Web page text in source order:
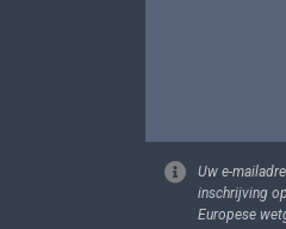
Uw e-
inschrijving
Europese